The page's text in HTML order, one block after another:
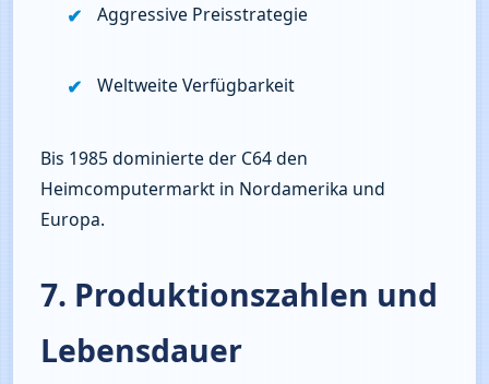
Aggressive Preisstrategie
Weltweite Verfügbarkeit
Bis 1985 dominierte der C64 den
Heimcomputermarkt in Nordamerika und
Europa.
7. Produktionszahlen und
Lebensdauer